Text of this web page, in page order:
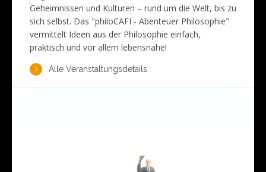
Geheimnissen und Kulturen – rund um die Welt, bis zu
sich selbst. Das "philoCAFI - Abenteuer Philosophie"
vermittelt Ideen aus der Philosophie einfach,
praktisch und vor allem lebensnahe!
Alle Veranstaltungsdetails